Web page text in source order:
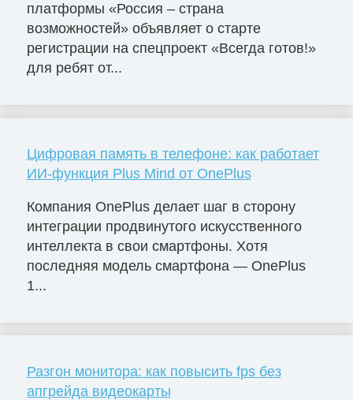
платформы «Россия – страна
возможностей» объявляет о старте
регистрации на спецпроект «Всегда готов!»
для ребят от...
Цифровая память в телефоне: как работает
ИИ-функция Plus Mind от OnePlus
Компания OnePlus делает шаг в сторону
интеграции продвинутого искусственного
интеллекта в свои смартфоны. Хотя
последняя модель смартфона — OnePlus
1...
Разгон монитора: как повысить fps без
апгрейда видеокарты